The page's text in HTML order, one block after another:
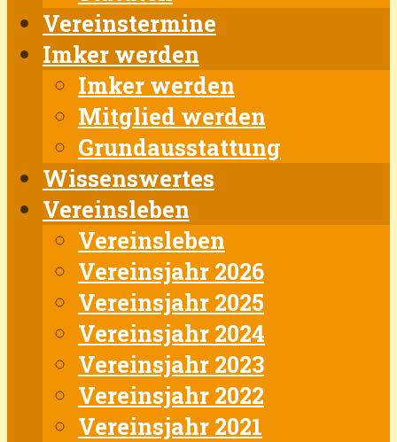
Vereinstermine
Imker werden
Imker werden
Mitglied werden
Grundausstattung
Wissenswertes
Vereinsleben
Vereinsleben
Vereinsjahr 2026
Vereinsjahr 2025
Vereinsjahr 2024
Vereinsjahr 2023
Vereinsjahr 2022
Vereinsjahr 2021